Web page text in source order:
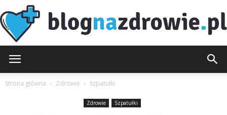
Strona główna Zdrowie Szpatułki
Zdrowie Szpatułki